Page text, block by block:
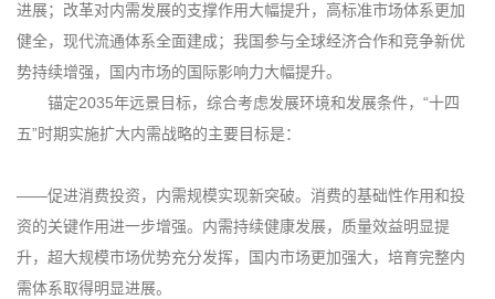
进展；改革对内需发展的支撑作用大幅提升，高标准市场体系更加
健全，现代流通体系全面建成；我国参与全球经济合作和竞争新优
势持续增强，国内市场的国际影响力大幅提升。
锚定2035年远景目标，综合考虑发展环境和发展条件，“十四
五”时期实施扩大内需战略的主要目标是：
——促进消费投资，内需规模实现新突破。消费的基础性作用和投
资的关键作用进一步增强。内需持续健康发展，质量效益明显提
升，超大规模市场优势充分发挥，国内市场更加强大，培育完整内
需体系取得明显进展。